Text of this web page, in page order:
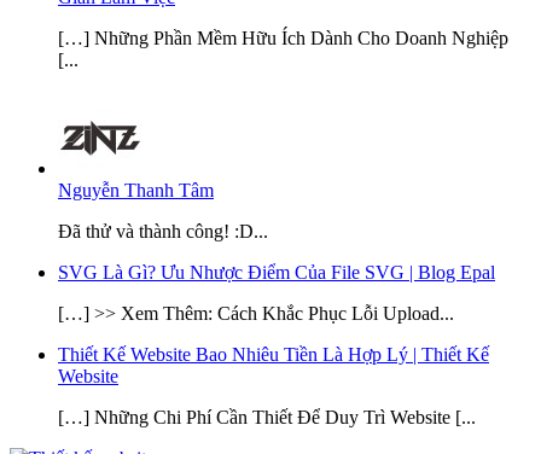
[…] Những Phần Mềm Hữu Ích Dành Cho Doanh Nghiệp
[...
Nguyễn Thanh Tâm
Đã thử và thành công! :D...
SVG Là Gì? Ưu Nhược Điểm Của File SVG | Blog Epal
[…] >> Xem Thêm: Cách Khắc Phục Lỗi Upload...
Thiết Kế Website Bao Nhiêu Tiền Là Hợp Lý | Thiết Kế
Website
[…] Những Chi Phí Cần Thiết Để Duy Trì Website [...